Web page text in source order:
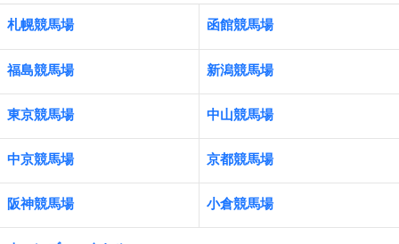
札幌競馬場 函館競馬場
福島競馬場 新潟競馬場
東京競馬場 中山競馬場
中京競馬場 京都競馬場
阪神競馬場 小倉競馬場